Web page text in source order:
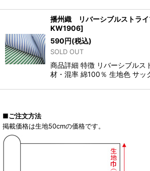
播州織 リバーシブルストラ
KW1906]
590円(税込)
SOLD OUT
商品詳細 特徴 リバーシブルス
材・混率 綿100％ 生地色 サッ
■ご注文方法
掲載価格は生地50cmの価格です。